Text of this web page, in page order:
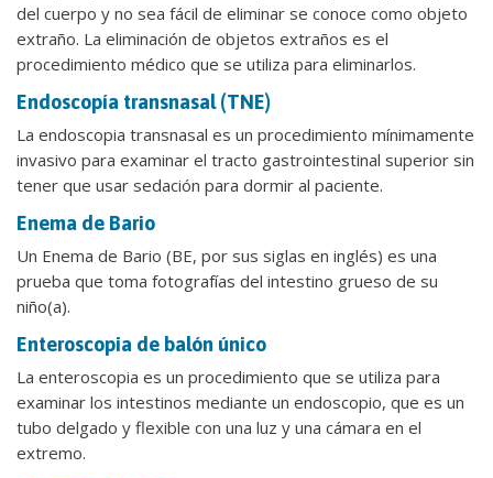
del cuerpo y no sea fácil de eliminar se conoce como objeto
extraño. La eliminación de objetos extraños es el
procedimiento médico que se utiliza para eliminarlos.
Endoscopía transnasal (TNE)
La endoscopia transnasal es un procedimiento mínimamente
invasivo para examinar el tracto gastrointestinal superior sin
tener que usar sedación para dormir al paciente.
Enema de Bario
Un Enema de Bario (BE, por sus siglas en inglés) es una
prueba que toma fotografías del intestino grueso de su
niño(a).
Enteroscopia de balón único
La enteroscopia es un procedimiento que se utiliza para
examinar los intestinos mediante un endoscopio, que es un
tubo delgado y flexible con una luz y una cámara en el
extremo.